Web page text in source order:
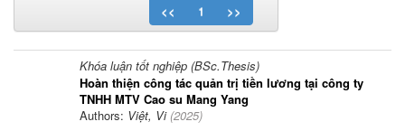
<<
1 >>
Khóa luận tốt nghiệp (BSc.Thesis)
Hoàn thiện công tác quản trị tiền lương tại công ty
TNHH MTV Cao su Mang Yang
Authors: Việt, Vi(2025)